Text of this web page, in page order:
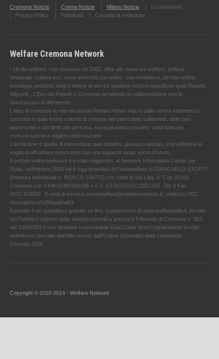
Cremona Notizie Crema Notizie Milano Notizie
La redazione
Privacy Policy
Pubblicità Contatta la redazione
Welfare Cremona Network
I siti del welfare, che nascono nel 2002, oltre alle news sul welfare, politica ,
sindacale ,cultura ecc. sono arricchiti con video, una mediateca, da foto notizie,
sondaggi, petizioni, blog e lettere al sito ed ospitano sezioni specifiche quali Pianeta
Migranti , L'Eco del Popolo e Cremona nel Mondo in collaborazione con le
associazioni di riferimento.
L'idea di costruire la rete dei portali Welfare News nasce dalla nostra esperienza
concreta e dalla ferma volontà di credere nei valori della solidarietà, delle pari
opportunità e dei diritti alla persona, sui quali siamo convinti, vada fatta più
comunicazione e migliore informazione.
L'ambizione è quella di intercettare quei cittadini, giovani o anziani, che abbiamo la
voglia di affrontare questi temi con uno sguardo lungo verso il futuro.
Il portale welfarenetwork.it è stato registrato, al Network Information Center per
l'Italia, nell’ottobre 2005 ed è oggi proprietà di Puntowelfare di GIANCARLO STORTI
[Impresa individuale n. REA CR-188702] con sede in Via Litta, 4- Cap 26100
Cremona con P.IVA 01493300196 e C.F. STRGCR51C10D150T. Tel. e Fax
0372.453429 . E-mail di servizio puntowelfare@welfarenetwork.it ; indirizzo PEC
storti.giancarlo@legalmail.it
Il portale è un quotidiano gratuito on line, supplemento di www.welfareitalia.it ,Iscritto
nel Pubblico registro della stampa periodica presso il Tribunale di Cremona n. 393
dal 24/09/203 e con direttore responsabile Gian Carlo Storti regolarmente iscritto
nell’elenco speciale dell’Albo tenuto dall’Ordine Giornalisti della Lombardia.
Gennaio 2016
Copyright © 2010-2014 - Welfare Network